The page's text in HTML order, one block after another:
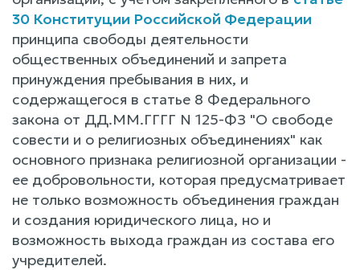
30 Конституции Российской Федерации
принципа свободы деятельности
общественных объединений и запрета
принуждения пребывания в них, и
содержащегося в статье 8 Федерального
закона от ДД.ММ.ГГГГ N 125-ФЗ "О свободе
совести и о религиозных объединениях" как
основного признака религиозной организации -
ее добровольности, которая предусматривает
не только возможность объединения граждан
и создания юридического лица, но и
возможность выхода граждан из состава его
учредителей.